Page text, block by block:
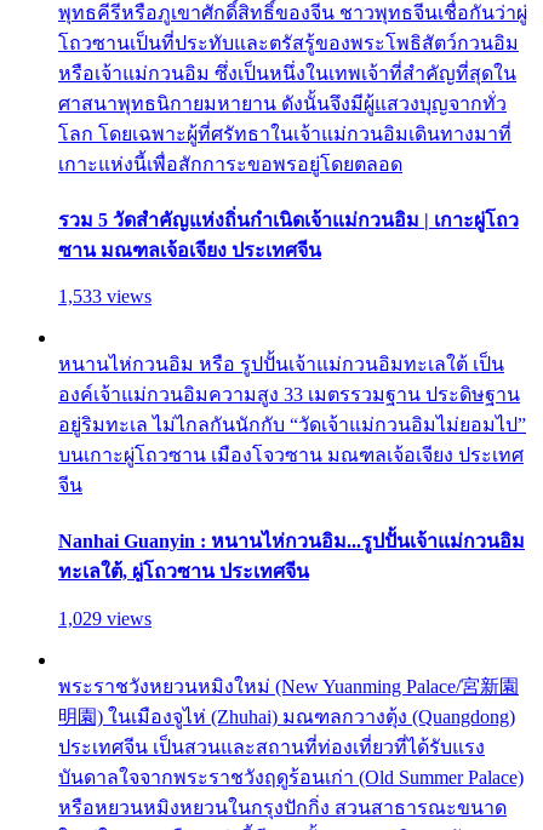
พุทธคีรีหรือภูเขาศักดิ์สิทธิ์ของจีน ชาวพุทธจีนเชื่อกันว่าผู่
โถวซานเป็นที่ประทับและตรัสรู้ของพระโพธิสัตว์กวนอิม
หรือเจ้าแม่กวนอิม ซึ่งเป็นหนึ่งในเทพเจ้าที่สำคัญที่สุดใน
ศาสนาพุทธนิกายมหายาน ดังนั้นจึงมีผู้แสวงบุญจากทั่ว
โลก โดยเฉพาะผู้ที่ศรัทธาในเจ้าแม่กวนอิมเดินทางมาที่
เกาะแห่งนี้เพื่อสักการะขอพรอยู่โดยตลอด
รวม 5 วัดสำคัญแห่งถิ่นกำเนิดเจ้าแม่กวนอิม | เกาะผู่โถว
ซาน มณฑลเจ้อเจียง ประเทศจีน
1,533 views
หนานไห่กวนอิม หรือ รูปปั้นเจ้าแม่กวนอิมทะเลใต้ เป็น
องค์เจ้าแม่กวนอิมความสูง 33 เมตรรวมฐาน ประดิษฐาน
อยู่ริมทะเล ไม่ไกลกันนักกับ “วัดเจ้าแม่กวนอิมไม่ยอมไป”
บนเกาะผู่โถวซาน เมืองโจวซาน มณฑลเจ้อเจียง ประเทศ
จีน
Nanhai Guanyin : หนานไห่กวนอิม...รูปปั้นเจ้าแม่กวนอิม
ทะเลใต้, ผู่โถวซาน ประเทศจีน
1,029 views
พระราชวังหยวนหมิงใหม่ (New Yuanming Palace/宮新園
明園) ในเมืองจูไห่ (Zhuhai) มณฑลกวางตุ้ง (Quangdong)
ประเทศจีน เป็นสวนและสถานที่ท่องเที่ยวที่ได้รับแรง
บันดาลใจจากพระราชวังฤดูร้อนเก่า (Old Summer Palace)
หรือหยวนหมิงหยวนในกรุงปักกิ่ง สวนสาธารณะขนาด